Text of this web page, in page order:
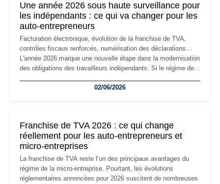
Une année 2026 sous haute surveillance pour
les indépendants : ce qui va changer pour les
auto-entrepreneurs
Facturation électronique, évolution de la franchise de TVA,
contrôles fiscaux renforcés, numérisation des déclarations…
L'année 2026 marque une nouvelle étape dans la modernisation
des obligations des travailleurs indépendants. Si le régime de
les auto-entrepreneurs devront s'adapter à un environnement
02/06/2026
Franchise de TVA 2026 : ce qui change
réellement pour les auto-entrepreneurs et
micro-entreprises
La franchise de TVA reste l’un des principaux avantages du
régime de la micro-entreprise. Pourtant, les évolutions
réglementaires annoncées pour 2026 suscitent de nombreuses